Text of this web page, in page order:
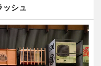
ッシュ